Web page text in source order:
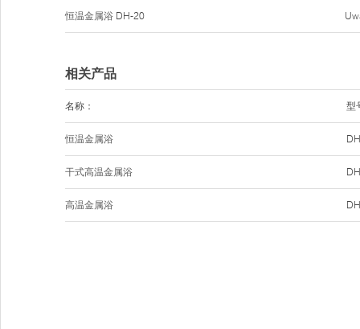
恒温金属浴 DH-20
相关产品
名称： 型
恒温金属浴
干式高温金属浴
高温金属浴